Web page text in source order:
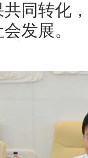
同转化
发展。